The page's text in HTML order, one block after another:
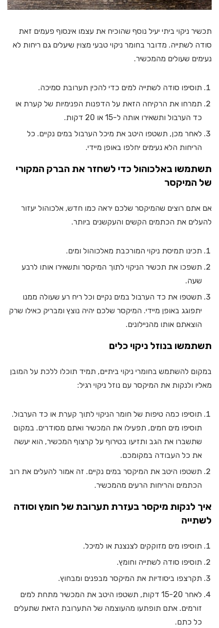
תכשיר ניקוי ביתי יעיל נוסף שהוכיח את עצמו אינסוף פעמים זאת
סודה לשתייה. מדובר בחומר ניקוי טבעי מצוין שיעלים גם ריחות לא
נעימים שעולים מהמכשיר.
תוסיפו סודה לשתייה למים כדי להכין תערובת סמיכה.
תמרחו את הרקיחה הזאת על הדפנות הפנימיות של קערת או
כד הערבול ותשאירו אותה ל-15 או 20 דקות.
לאחר מכן, תשטפו היטב את מיכל הערבול במים נקיים. כל
הריחות הלא נעימים יחלפו באופן מיידי.
תשתמשו באלכוהול כדי לשחזר את הברק המקורי
של המיקסר
אם אתם רוצים שהמיקסר שלכם יראה כמו חדש, אלכוהול יעזור
להעלים את הכתמים הקשים והעקשנים ביותר.
תכינו תמיסת ניקוי המורכבת מאלכוהול ומים.
תשפכו את תכשיר הניקוי לתוך המיקסר ותשאירו אותו לרבע
שעה.
תשטפו את כד הערבול במים נקיים וכל ריח רע שעולה ממנו
יתפוגג באופן מיידי. המיקסר שלכם יהיה נוצץ ומבריק כאילו שרק
הוצאתם אותו מהניילונים.
תשתמשו בנוזל ניקוי כלים
במקום להשתמש בחומרי ניקוי ביתיים, תמיד תוכלו ללכת על המובן
מאליו ולנקות את המיקסר עם נוזל ניקוי רגיל:
תוסיפו כמה טיפות של חומר הניקוי לתוך קערת או כד הערבול.
תוסיפו מים חמים, תפעילו את המכשיר ואתם מסודרים. במקום
שתשברו את הגב ותזיעו בטירוף על קרצוף המכשיר, הוא יעשה
את כל העבודה במקומכם.
תשטפו היטב את המיקסר במים נקיים. זה אמור להעלים את רוב
הכתמים והריחות הרעים מהמכשיר.
איך לנקות מיקסר בעזרת תערובת של חומץ וסודה
לשתייה
תוסיפו מים מזוקקים לצנצנת או למיכל.
תוסיפו סודה לשתייה וחומץ.
תקרצפו ביסודיות את המיקסר מבפנים ומבחוץ.
לאחר 15-20 דקות, תשטפו היטב את המכשיר מתחת למים
זורמים. אתם תופתעו מהעוצמה של התערובת הזאת שתעלים
כל כתם.